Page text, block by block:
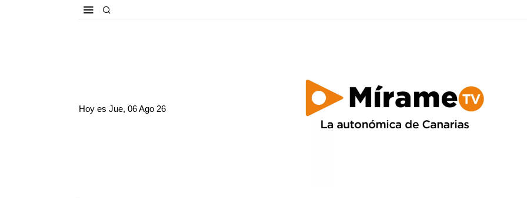
Hoy esJue, 06 Ago 26